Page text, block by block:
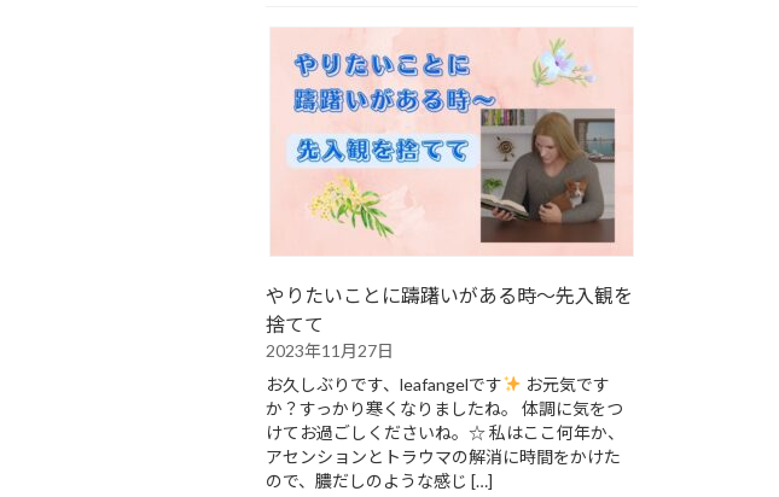
やりたいことに躊躇いがある時～先入観を
捨てて
2023年11月27日
お久しぶりです、leafangelです
お元気です
か？すっかり寒くなりましたね。 体調に気をつ
けてお過ごしくださいね。☆ 私はここ何年か、
アセンションとトラウマの解消に時間をかけた
ので、膿だしのような感じ […]